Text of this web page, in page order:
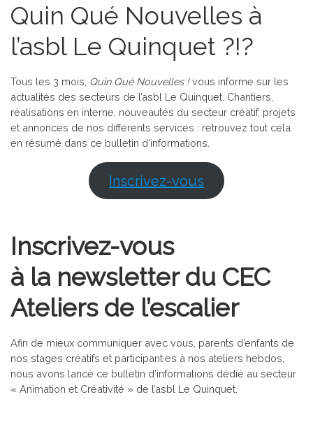
Quin Qué Nouvelles à
l’asbl Le Quinquet ?!?
Tous les 3 mois, Quin Qué Nouvelles !vous informe sur les
actualités des secteurs de l’asbl Le Quinquet. Chantiers,
réalisations en interne, nouveautés du secteur créatif, projets
et annonces de nos différents services : retrouvez tout cela
en résumé dans ce bulletin d’informations.
Inscrivez-vous
Inscrivez-vous
à la newsletter du CEC
Ateliers de l’escalier
Afin de mieux communiquer avec vous, parents d’enfants de
nos stages créatifs et participant·es à nos ateliers hebdos,
nous avons lancé ce bulletin d’informations dédié au secteur
« Animation et Créativité » de l’asbl Le Quinquet.